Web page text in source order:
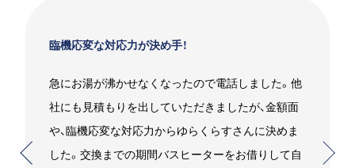
臨機応変な対応力が決め手！
急にお湯が沸かせなくなったので電話しました。他
社にも見積もりを出していただきましたが、金額面
や、臨機応変な対応力からゆらくらすさんに決めま
した。交換までの期間バスヒーターをお借りして自